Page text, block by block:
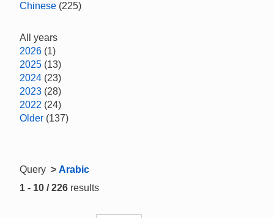
Chinese (225)
All years
2026 (1)
2025 (13)
2024 (23)
2023 (28)
2022 (24)
Older (137)
Query > Arabic
1 - 10 / 226 results